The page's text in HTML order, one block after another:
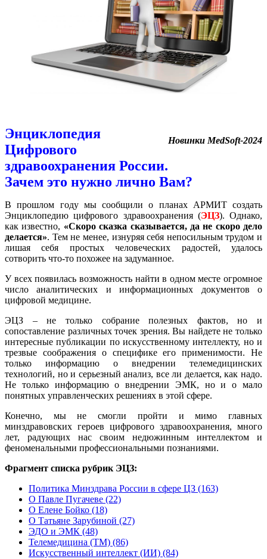
Новинки MedSoft-2024
Энциклопедия
Цифрового
здравоохранения России.
Зачем это нужно лично Вам?
В прошлом году мы сообщили о планах АРМИТ создать
Энциклопедию цифрового здравоохранения (ЭЦЗ). Однако,
как известно, «Скоро сказка сказывается, да не скоро дело
делается». Тем не менее, изнуряя себя непосильным трудом и
лишая себя простых человеческих радостей, удалось
сотворить что-то похожее на задуманное.
У всех появилась возможность найти в одном месте огромное
число аналитических и информационных документов о
цифровой медицине.
ЭЦЗ – не только собрание полезных фактов, но и
сопоставление различных точек зрения. Вы найдете не только
интересные публикации по искусственному интеллекту, но и
трезвые соображения о специфике его применимости. Не
только информацию о внедрении телемедицинских
технологий, но и серьезный анализ, все ли делается, как надо.
Не только информацию о внедрении ЭМК, но и о мало
понятных управленческих решениях в этой сфере.
Конечно, мы не смогли пройти и мимо главных
минздравовских героев цифрового здравоохранения, много
лет, радующих нас своим недюжинным интеллектом и
феноменальными профессиональными познаниями.
Фрагмент списка рубрик ЭЦЗ:
Политика Минздрава России в сфере ЦЗ (163)
О Павле Пугачеве (22)
О Елене Бойко (18)
О Татьяне Зарубиной (27)
ЭДО и ЭМК (48)
Телемедицина (ТМ) (86)
Искусственный интеллект (ИИ) (84)